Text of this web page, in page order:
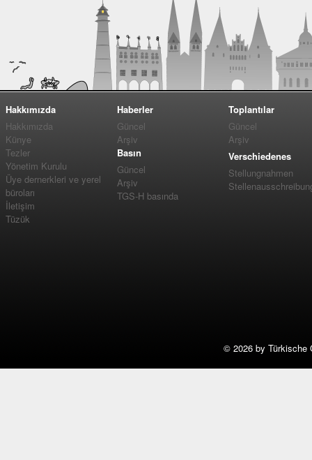
Hakkımızda
Hakkımızda
Künye
Tezler
Yönetim Kurulu
Üye dernerkleri ve yerel
büroları
İletişim
Tüzük
Haberler
Güncel
Arşiv
Basın
Güncel
Arşiv
TGS-H basında
Toplantılar
Güncel
Arşiv
Verschiedenes
Stellungnahmen
© 2026 by Türkische